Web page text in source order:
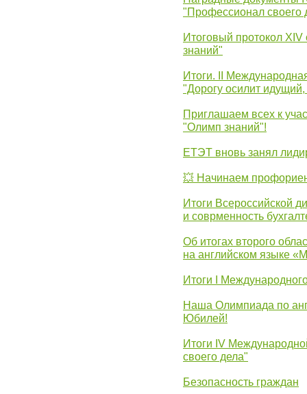
"Профессионал своего
Итоговый протокол
знаний"
Итоги. II
"Дорогу осилит
Приглашаем всех к
"Олимп знаний"!
ЕТЭТ вновь занял
💥 Начинаем
Итоги Всероссийской
и соврменность
Об итогах второго
на английском языке
Итоги I
Наша Олимпиада по
Юбилей!
Итоги IV
своего дела"
Безопасность граждан